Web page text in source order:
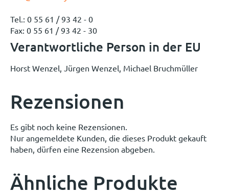
Tel.: 0 55 61 / 93 42 - 0
Fax: 0 55 61 / 93 42 - 30
Verantwortliche Person in der EU
Horst Wenzel, Jürgen Wenzel, Michael Bruchmüller
Rezensionen
Es gibt noch keine Rezensionen.
Nur angemeldete Kunden, die dieses Produkt gekauft
haben, dürfen eine Rezension abgeben.
Ähnliche Produkte